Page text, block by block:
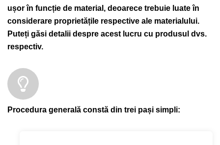
ușor în funcție de material, deoarece trebuie luate în
considerare proprietățile respective ale materialului.
Puteți găsi detalii despre acest lucru cu produsul dvs.
respectiv.
Procedura generală constă din trei pași simpli: